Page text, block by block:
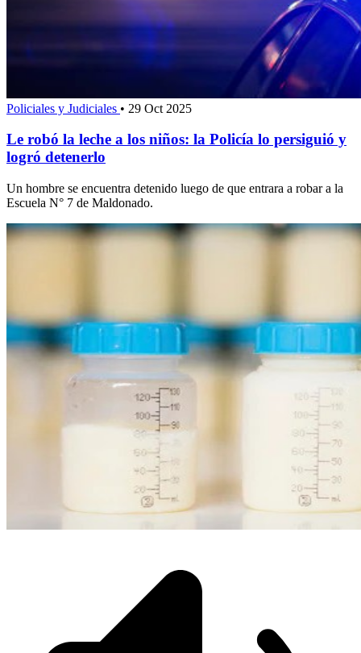
Policiales y Judiciales • 29 Oct 2025
Le robó la leche a los niños: la Policía lo persiguió y
logró detenerlo
Un hombre se encuentra detenido luego de que entrara a robar a la
Escuela N° 7 de Maldonado.